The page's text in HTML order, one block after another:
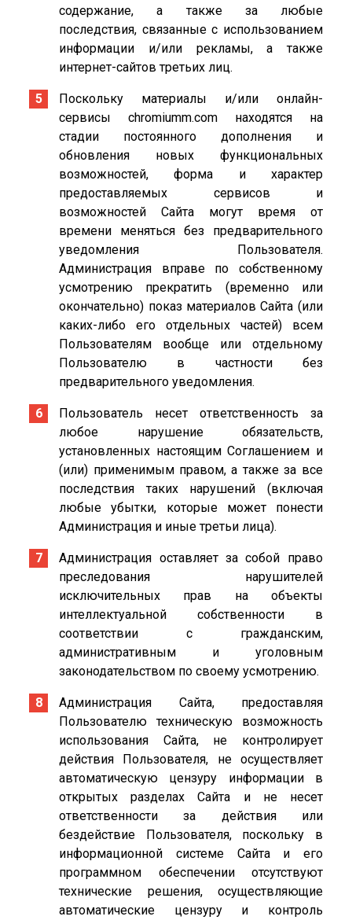
содержание, а также за любые
последствия, связанные с использованием
информации и/или рекламы, а также
интернет-сайтов третьих лиц.
Поскольку материалы и/или онлайн-
сервисы chromiumm.com находятся на
стадии постоянного дополнения и
обновления новых функциональных
возможностей, форма и характер
предоставляемых сервисов и
возможностей Сайта могут время от
времени меняться без предварительного
уведомления Пользователя.
Администрация вправе по собственному
усмотрению прекратить (временно или
окончательно) показ материалов Сайта (или
каких-либо его отдельных частей) всем
Пользователям вообще или отдельному
Пользователю в частности без
предварительного уведомления.
Пользователь несет ответственность за
любое нарушение обязательств,
установленных настоящим Соглашением и
(или) применимым правом, а также за все
последствия таких нарушений (включая
любые убытки, которые может понести
Администрация и иные третьи лица).
Администрация оставляет за собой право
преследования нарушителей
исключительных прав на объекты
интеллектуальной собственности в
соответствии с гражданским,
административным и уголовным
законодательством по своему усмотрению.
Администрация Сайта, предоставляя
Пользователю техническую возможность
использования Сайта, не контролирует
действия Пользователя, не осуществляет
автоматическую цензуру информации в
открытых разделах Сайта и не несет
ответственности за действия или
бездействие Пользователя, поскольку в
информационной системе Сайта и его
программном обеспечении отсутствуют
технические решения, осуществляющие
автоматические цензуру и контроль